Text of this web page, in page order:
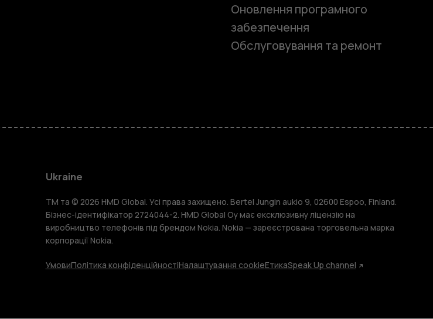
Фічерфони
Аксесуари
Планшети
Оновлення програмного
забезпечення
Обслуговування та ремонт
Ukraine
TM та © 2026 HMD Global. Усі права захищено. Bertel Jungin aukio 9, 02600 Espoo, Finland.
Бізнес-ідентифікатор 2724044-2. HMD Global Oy має ексклюзивну ліцензію на
виробництво телефонів під брендом Nokia. Nokia — зареєстрована торговельна марка
корпорації Nokia.
УмовиПолітика конфіденційностіНалаштування cookieЕтикаSpeak Up channel